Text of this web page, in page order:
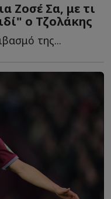
Ζοσέ Σα, με τι
ο Τζολάκης
της...